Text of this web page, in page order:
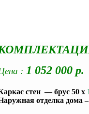
: 1 052 000 р.
стен — брус 50 х
отделка дома